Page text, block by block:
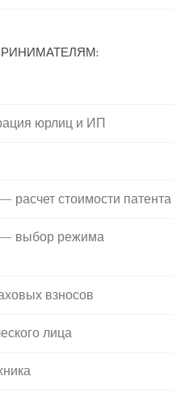
юрлиц и ИП
расчет стоимости патента
— выбор режима
взносов
лица